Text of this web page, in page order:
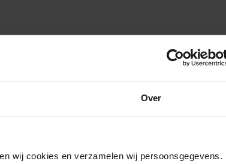
Over
wij cookies en verzamelen wij persoonsgegevens.